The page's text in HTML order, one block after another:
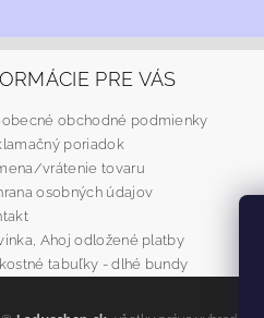
PRE VÁS
obchodné podmienky
poriadok
vrátenie tovaru
osobných údajov
Ahoj odložené platby
tabuľky - dlhé bundy